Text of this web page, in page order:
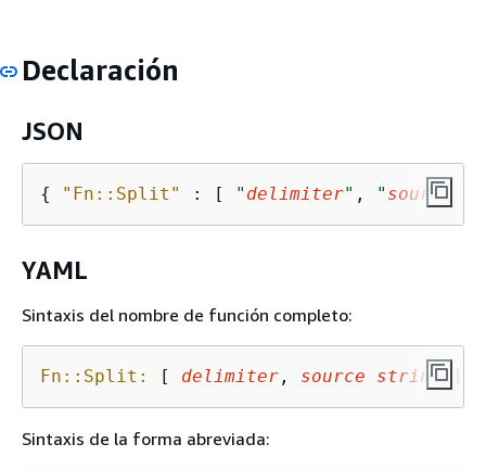
Declaración
JSON
{ "Fn::Split" : [ " delimiter" , " source
YAML
Sintaxis del nombre de función completo:
Fn::Split: [ delimiter , source string ]
Sintaxis de la forma abreviada: